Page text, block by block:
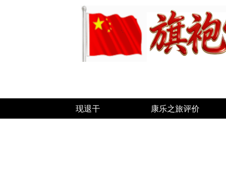
现退干 康乐之旅评价